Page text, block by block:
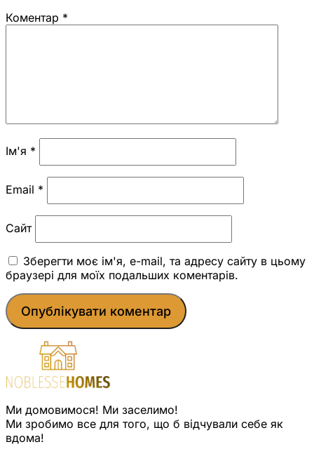
Коментар *
Ім'я *
Email *
Сайт
Зберегти моє ім'я, e-mail, та адресу сайту в цьому
браузері для моїх подальших коментарів.
Ми домовимося! Ми заселимо!
Ми зробимо все для того, що б відчували себе як
вдома!